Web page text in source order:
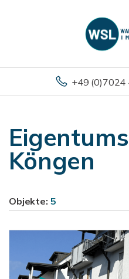
+49
Köngen
Objekte: 5